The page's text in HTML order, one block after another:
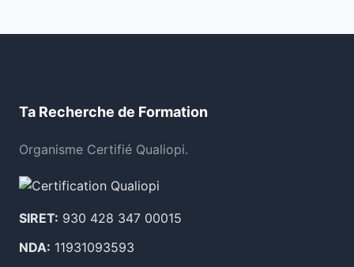
Ta Recherche de Formation
Organisme Certifié Qualiopi.
SIRET: 930 428 347 00015
NDA: 11931093593